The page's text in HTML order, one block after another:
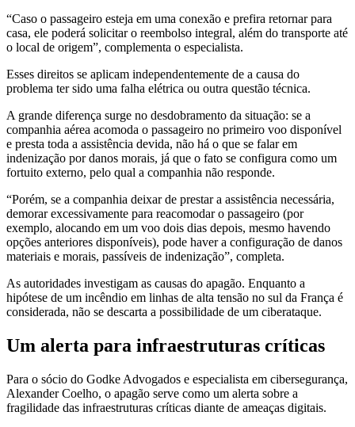
“Caso o passageiro esteja em uma conexão e prefira retornar para
casa, ele poderá solicitar o reembolso integral, além do transporte até
o local de origem”, complementa o especialista.
Esses direitos se aplicam independentemente de a causa do
problema ter sido uma falha elétrica ou outra questão técnica.
A grande diferença surge no desdobramento da situação: se a
companhia aérea acomoda o passageiro no primeiro voo disponível
e presta toda a assistência devida, não há o que se falar em
indenização por danos morais, já que o fato se configura como um
fortuito externo, pelo qual a companhia não responde.
“Porém, se a companhia deixar de prestar a assistência necessária,
demorar excessivamente para reacomodar o passageiro (por
exemplo, alocando em um voo dois dias depois, mesmo havendo
opções anteriores disponíveis), pode haver a configuração de danos
materiais e morais, passíveis de indenização”, completa.
As autoridades investigam as causas do apagão. Enquanto a
hipótese de um incêndio em linhas de alta tensão no sul da França é
considerada, não se descarta a possibilidade de um ciberataque.
Um alerta para infraestruturas críticas
Para o sócio do Godke Advogados e especialista em cibersegurança,
Alexander Coelho, o apagão serve como um alerta sobre a
fragilidade das infraestruturas críticas diante de ameaças digitais.